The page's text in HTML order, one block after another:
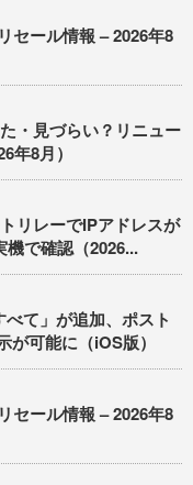
セール情報 – 2026年8
・見づらい？リニュー
年8月）
リレーでIPアドレスが
で確認（2026...
て」が追加、ポスト
が可能に（iOS版）
セール情報 – 2026年8